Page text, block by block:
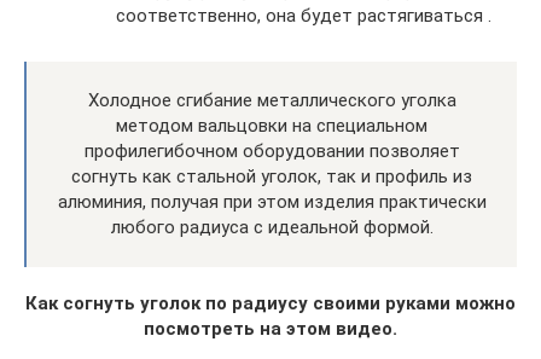
соответственно, она будет растягиваться .
Холодное сгибание металлического уголка
методом вальцовки на специальном
профилегибочном оборудовании позволяет
согнуть как стальной уголок, так и профиль из
алюминия, получая при этом изделия практически
любого радиуса с идеальной формой.
Как согнуть уголок по радиусу своими руками можно
посмотреть на этом видео.